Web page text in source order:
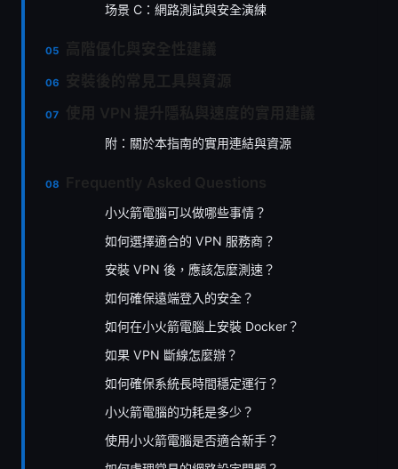
场景 C：網路測試與安全演練
附：關於本指南的實用連結與資源
小火箭電腦可以做哪些事情？
如何選擇適合的 VPN 服務商？
安裝 VPN 後，應該怎麼測速？
如何確保遠端登入的安全？
如何在小火箭電腦上安裝 Docker？
如果 VPN 斷線怎麼辦？
如何確保系統長時間穩定運行？
小火箭電腦的功耗是多少？
使用小火箭電腦是否適合新手？